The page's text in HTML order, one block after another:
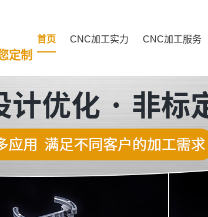
定制
首页 CNC加工实力 CNC加工服务